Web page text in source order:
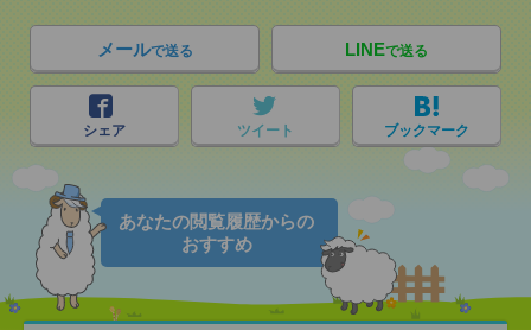
メールで送る LINEで送る
シェア ツイート ブックマーク
あなたの閲覧履歴からの
おすすめ